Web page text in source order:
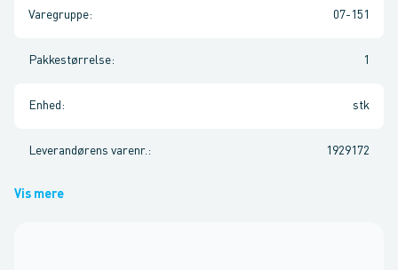
Varegruppe: 07-151
Pakkestørrelse: 1
Enhed : stk
Leverandørens varenr. : 1929172
Vis mere